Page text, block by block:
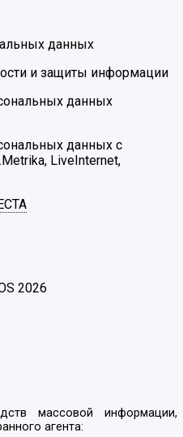
данных
и защиты информации
данных
данных с
LiveInternet,
2026
массовой информации,
агента: